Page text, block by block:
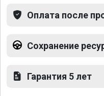
Оплата после
Сохранение
Гарантия 5 лет